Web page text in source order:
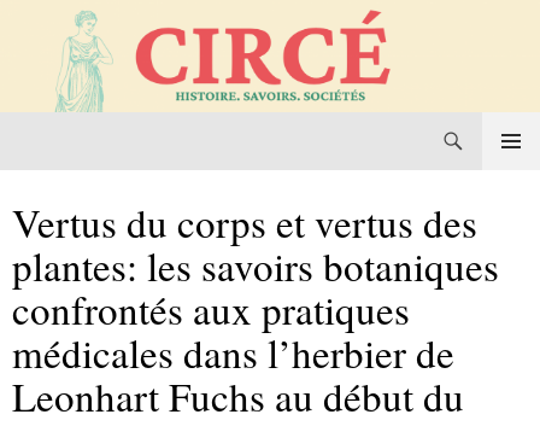
contenu
Vertus du corps et vertus des
plantes: les savoirs botaniques
confrontés aux pratiques
médicales dans l’herbier de
Leonhart Fuchs au début du